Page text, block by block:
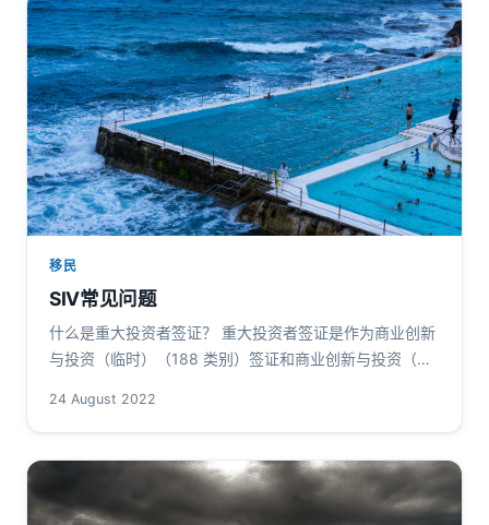
移民
SIV常见问题
什么是重大投资者签证？ 重大投资者签证是作为商业创新
与投资（临时）（188 类别）签证和商业创新与投资（永
为澳大利亚经济提供…
24 August 2022